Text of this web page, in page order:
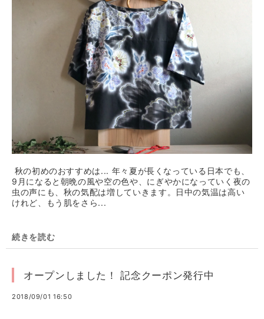
秋の初めのおすすめは... 年々夏が長くなっている日本でも、
9月になると朝晩の風や空の色や、にぎやかになっていく夜の
虫の声にも、秋の気配は増していきます。日中の気温は高い
けれど、もう肌をさら...
続きを読む
オープンしました！ 記念クーポン発行中
2018/09/01 16:50